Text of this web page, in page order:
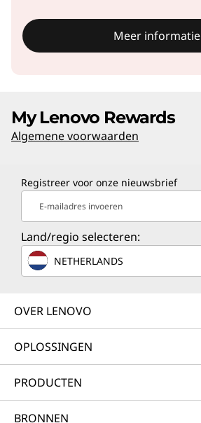
Meer informatie
My Lenovo Rewards
Algemene voorwaarden
Registreer voor onze nieuwsbrief
E-mailadres invoeren
Land/regio selecteren:
NETHERLANDS
OVER LENOVO
OPLOSSINGEN
PRODUCTEN
BRONNEN